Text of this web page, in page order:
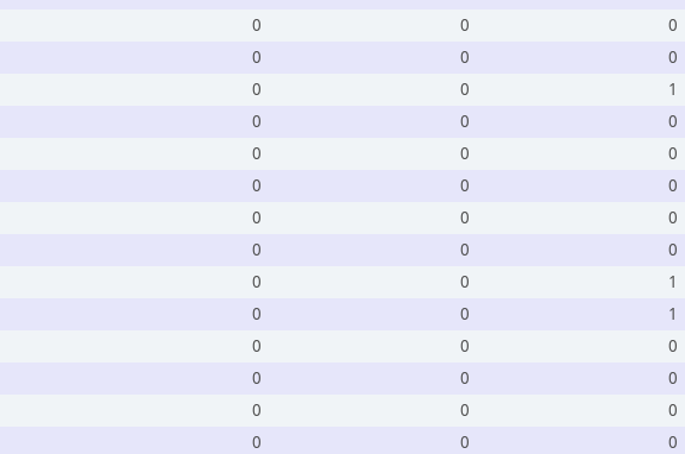
0 0 0
0 0 0
0 0 1
0 0 0
0 0 0
0 0 0
0 0 0
0 0 0
0 0 1
0 0 1
0 0 0
0 0 0
0 0 0
0 0 0